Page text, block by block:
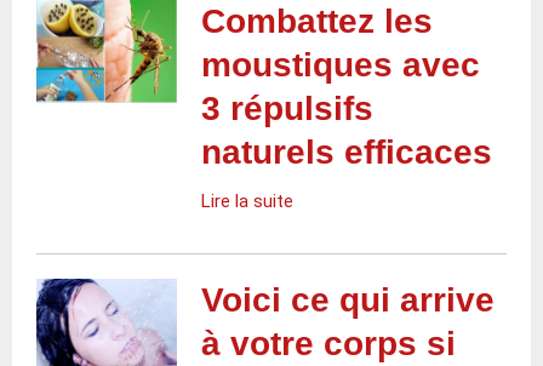
Combattez les
moustiques avec
3 répulsifs
naturels efficaces
Lire la suite
Voici ce qui arrive
à votre corps si